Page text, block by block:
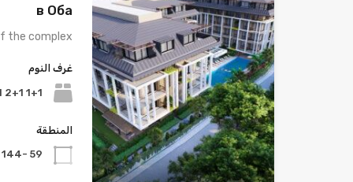
в Оба
complex:…
غرف النوم
1+1 2+1 3+1 4+1
المنطقة
59 -144